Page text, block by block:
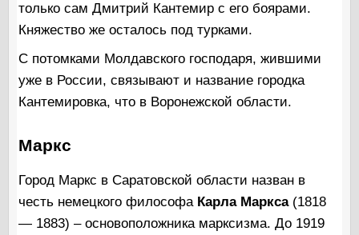
только сам Дмитрий Кантемир с его боярами.
Княжество же осталось под турками.
С потомками Молдавского господаря, жившими
уже в России, связывают и название городка
Кантемировка, что в Воронежской области.
Маркс
Город Маркс в Саратовской области назван в
честь немецкого философа Карла Маркса(1818
— 1883) – основоположника марксизма. До 1919